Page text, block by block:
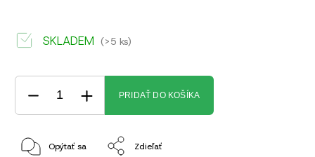
SKLADEM (>5 ks)
PRIDAŤ DO KOŠÍKA
Opýtať sa Zdieľať